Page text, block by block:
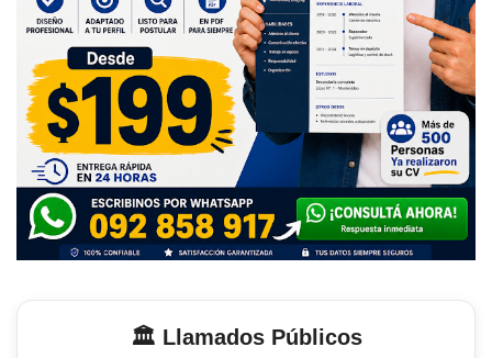
🏛️ Llamados Públicos